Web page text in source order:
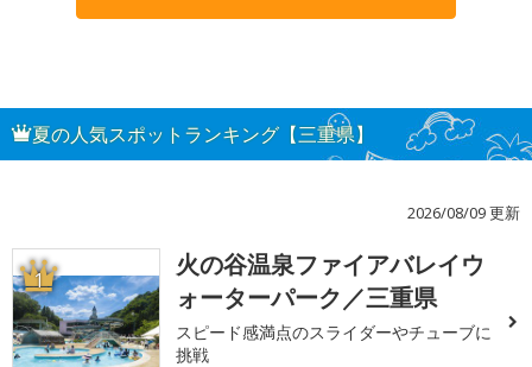
夏の人気スポットランキング【三重県】
2026/08/09 更新
1
火の谷温泉ファイアバレイウ
ォーターパーク／三重県
スピード感満点のスライダーやチューブに
挑戦